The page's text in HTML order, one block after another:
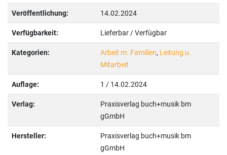
Veröffentlichung: 14.02.2024
Verfügbarkeit: Lieferbar / Verfügbar
Kategorien: Arbeit m. Familien, Leitung u.
Mitarbeit
Auflage: 1 / 14.02.2024
Verlag:
Praxisverlag buch+musik bm
gGmbH
Hersteller:
Praxisverlag buch+musik bm
gGmbH